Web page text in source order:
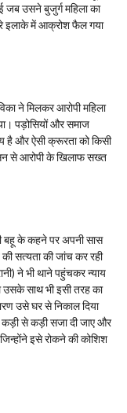
जब उसने बुजुर्ग महिला का
इलाके में आक्रोश फैल गया
ने मिलकर आरोपी महिला
पड़ोसियों और समाज
है और ऐसी क्रूरता को किसी
से आरोपी के खिलाफ सख्त
बहू के कहने पर अपनी सास
सत्यता की जांच कर रही
ने भी थाने पहुंचकर न्याय
साथ भी इसी तरह का
उसे घर से निकाल दिया
कड़ी से कड़ी सजा दी जाए और
इसे रोकने की कोशिश